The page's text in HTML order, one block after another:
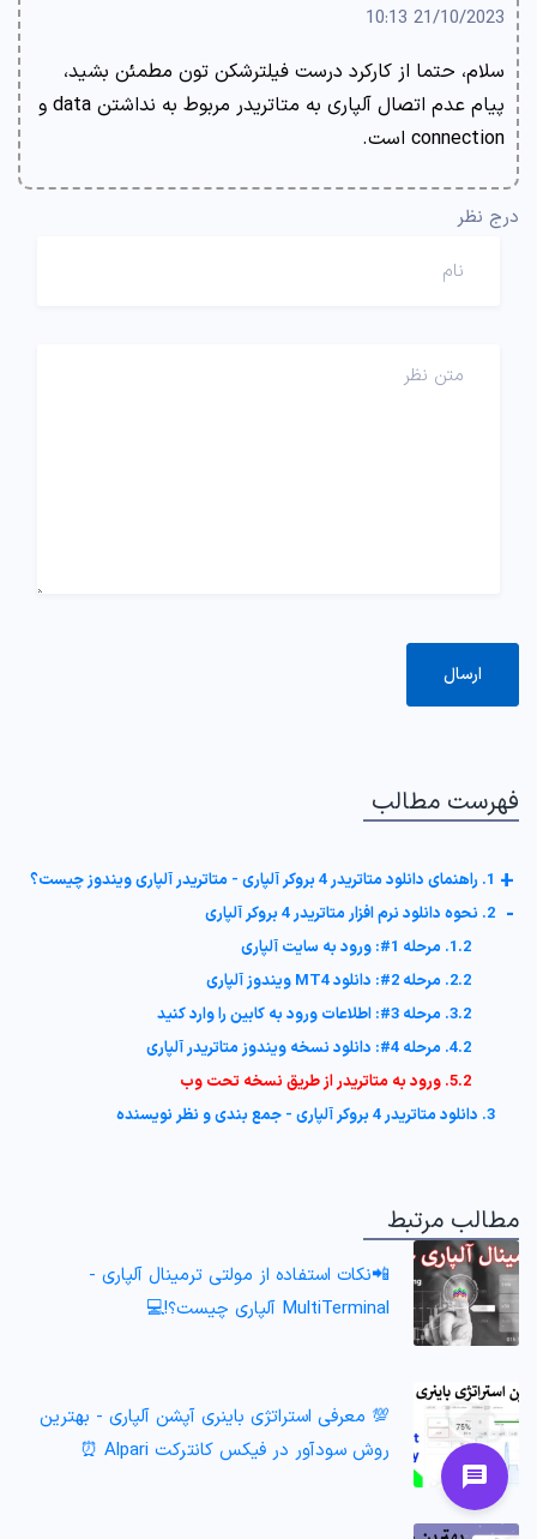
21/10/2023 10:13
سلام، حتما از کارکرد درست فیلترشکن تون مطمئن بشید،
پیام عدم اتصال آلپاری به متاتریدر مربوط به نداشتن data و
connection است.
درج نظر
فهرست مطالب
1. راهنمای دانلود متاتریدر 4 بروکر آلپاری - متاتریدر آلپاری ویندوز چیست؟ +
2. نحوه دانلود نرم افزار متاتریدر 4 بروکر آلپاری -
1.2. مرحله 1#: ورود به سایت آلپاری
2.2. مرحله 2#: دانلود MT4 ویندوز آلپاری
3.2. مرحله 3#: اطلاعات ورود به کابین را وارد کنید
4.2. مرحله 4#: دانلود نسخه ویندوز متاتریدر آلپاری
5.2. ورود به متاتریدر از طریق نسخه تحت وب
3. دانلود متاتریدر 4 بروکر آلپاری - جمع بندی و نظر نویسنده
مطالب مرتبط
📲نکات استفاده از مولتی ترمینال آلپاری -
MultiTerminal آلپاری چیست؟!💻
💯 معرفی استراتژی باینری آپشن آلپاری - بهترین
روش سودآور در فیکس کانترکت Alpari ⏰